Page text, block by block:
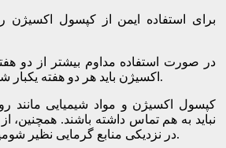
برای استفاده ایمن از کپسول اکسیژن
در صورت استفاده مداوم بیشتر از دو
اکسیژن باید هر دو هفته یکبار شستشو داده شوند.
کپسول اکسیژن و مواد شیمیایی مانند
نباید به هم تماس داشته باشند. همچنین،
در نزدیکی منابع گرمایی نظیر شومینه خودداری کنید.